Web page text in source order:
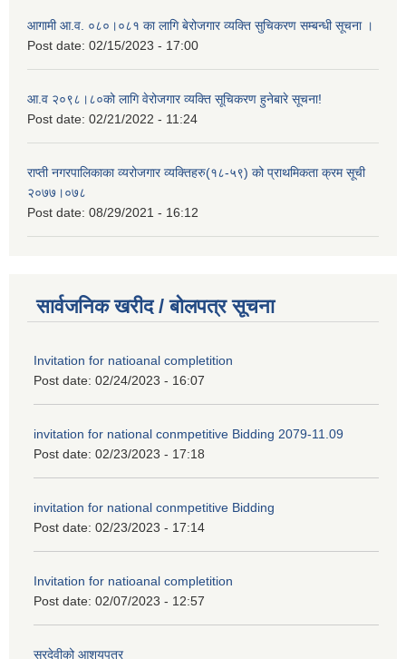
आगामी आ.व. ०८०।०८१ का लागि बेरोजगार व्यक्ति सुचिकरण सम्बन्धी सूचना ।
Post date: 02/15/2023 - 17:00
आ.व २०९८।८०को लागि वेरोजगार व्यक्ति सूचिकरण हुनेबारे सूचना!
Post date: 02/21/2022 - 11:24
राप्ती नगरपालिकाका व्यरोजगार व्यक्तिहरु(१८-५९) को प्राथमिकता क्रम सूची
२०७७।०७८
Post date: 08/29/2021 - 16:12
सार्वजनिक खरीद / बोलपत्र सूचना
Invitation for natioanal completition
Post date: 02/24/2023 - 16:07
invitation for national conmpetitive Bidding 2079-11.09
Post date: 02/23/2023 - 17:18
invitation for national conmpetitive Bidding
Post date: 02/23/2023 - 17:14
Invitation for natioanal completition
Post date: 02/07/2023 - 12:57
सुरदेवीको आशयपत्र